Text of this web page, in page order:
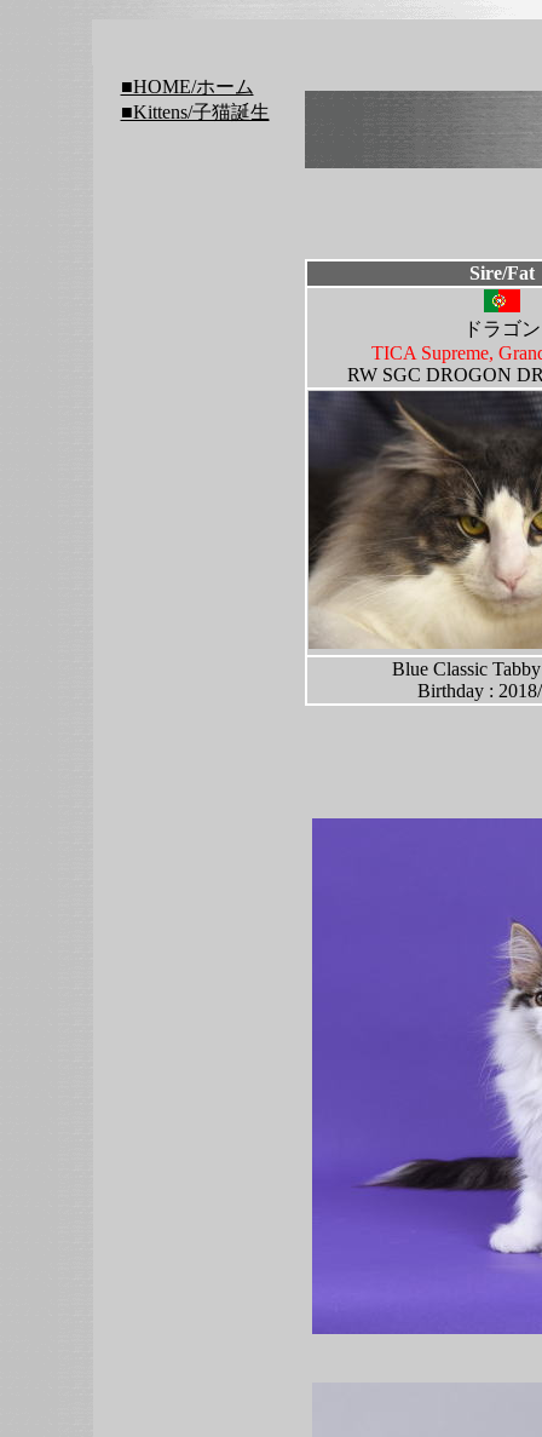
■HOME/ホーム
■Kittens/子猫誕生
Sire/Fat
ドラゴン
TICA Supreme,
RW SGC DROGON
Blue Classic
Birthday :